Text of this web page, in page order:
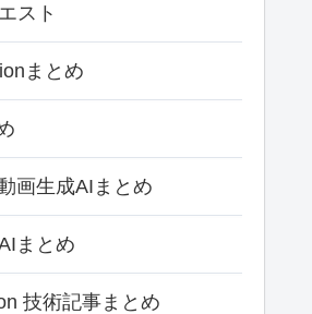
スト
まとめ
画生成AIまとめ
まとめ
技術記事まとめ